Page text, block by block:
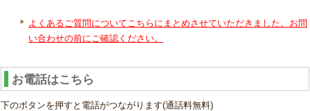
よくあるご質問についてこちらにまとめさせていただきました。お問
い合わせの前にご確認ください。
お電話はこちら
下のボタンを押すと電話がつながります(通話料無料)